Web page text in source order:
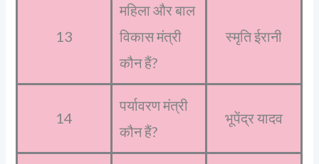
13
महिला और बाल
विकास मंत्री
कौन हैं?
स्मृति ईरानी
14
पर्यावरण मंत्री
कौन हैं?
भूपेंद्र यादव